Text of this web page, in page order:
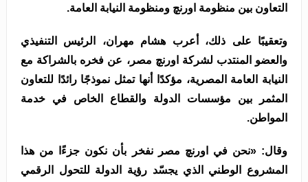
التعاون بين منظومة اورنچ ومنظومة النيابة العامة.
وتعقيبًا على ذلك، أعرب هشام مهران، الرئيس التنفيذي
والعضو المنتدب لشركة اورنچ مصر، عن فخره بالشراكة مع
النيابة العامة المصرية، مؤكدًا أنها تمثل نموذجًا رائدًا للتعاون
المثمر بين مؤسسات الدولة والقطاع الخاص في خدمة
المواطن.
وقال: «نحن في اورنچ مصر نفخر بأن نكون جزءًا من هذا
المشروع الوطني الذي يجسّد رؤية الدولة للتحول الرقمي